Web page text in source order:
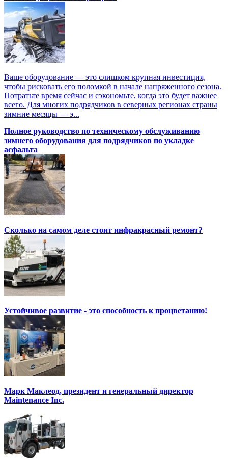
Ваше оборудование — это слишком крупная инвестиция,
чтобы рисковать его поломкой в начале напряженного сезона.
Потратьте время сейчас и сэкономьте, когда это будет важнее
всего. Для многих подрядчиков в северных регионах страны
зимние месяцы — э...
Полное руководство по техническому обслуживанию
зимнего оборудования для подрядчиков по укладке
асфальта
Сколько на самом деле стоит инфракрасный ремонт?
Устойчивое развитие - это способность к процветанию!
Марк Маклеод, президент и генеральный директор
Maintenance Inc.